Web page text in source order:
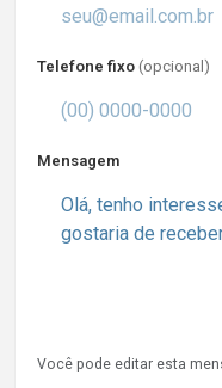
Telefone fixo (opcional)
Mensagem
Você pode editar esta